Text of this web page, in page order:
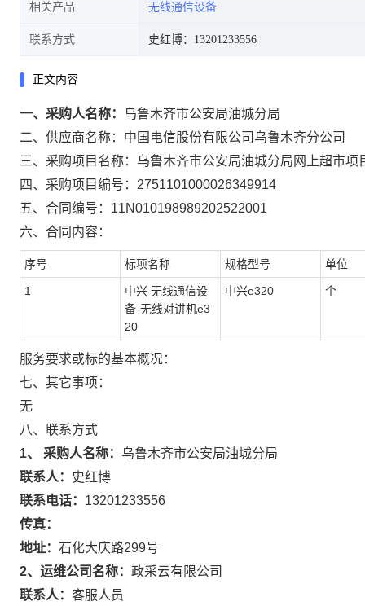
相关产品 无线通信设备
联系方式 史红博：13201233556
正文内容
一、采购人名称： 乌鲁木齐市公安局油城分局
二、供应商名称： 中国电信股份有限公司乌鲁木齐分公司
三、采购项目名称： 乌鲁木齐市公安局油城分局网上超市项
四、采购项目编号： 2751101000026349914
五、合同编号： 11N010198989202522001
六、合同内容：
序号 标项名称 规格型号 单位
1
中兴 无线通信设
备-无线对讲机e3
20
中兴e320 个
服务要求或标的基本概况：
七、其它事项：
无
八、联系方式
1、 采购人名称： 乌鲁木齐市公安局油城分局
联系人：
史红博
联系电话： 13201233556
传真：
地址： 石化大庆路299号
2、运维公司名称： 政采云有限公司
联系人： 客服人员